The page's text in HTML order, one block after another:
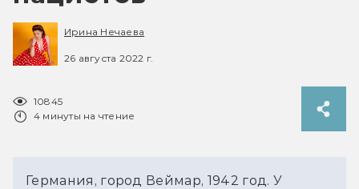
Ирина Нечаева
26 августа 2022 г.
10845
4 минуты на чтение
Германия, город Веймар, 1942 год. У